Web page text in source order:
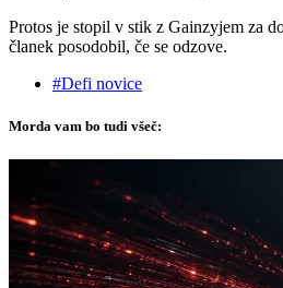
Protos je stopil v stik z Gainzyjem za
članek posodobil, če se odzove.
#Defi novice
Morda vam bo tudi všeč: